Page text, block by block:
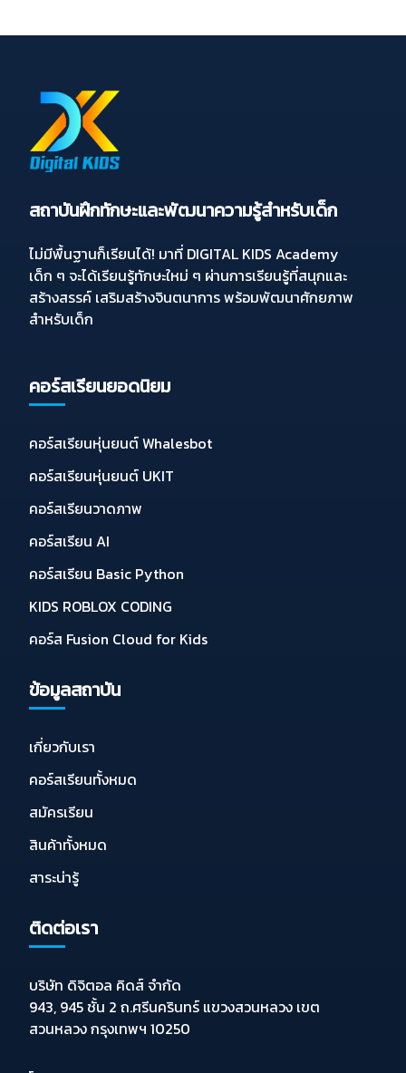
สถาบันฝึกทักษะและพัฒนาความรู้สำหรับเด็ก
ไม่มีพื้นฐานก็เรียนได้! มาที่ DIGITAL KIDS Academy
เด็ก ๆ จะได้เรียนรู้ทักษะใหม่ ๆ ผ่านการเรียนรู้ที่สนุกและ
สร้างสรรค์ เสริมสร้างจินตนาการ พร้อมพัฒนาศักยภาพ
สำหรับเด็ก
คอร์สเรียนยอดนิยม
คอร์สเรียนหุ่นยนต์ Whalesbot
คอร์สเรียนหุ่นยนต์ UKIT
คอร์สเรียนวาดภาพ
คอร์สเรียน AI
คอร์สเรียน Basic Python
KIDS ROBLOX CODING
คอร์ส Fusion Cloud for Kids
ข้อมูลสถาบัน
เกี่ยวกับเรา
คอร์สเรียนทั้งหมด
สมัครเรียน
สินค้าทั้งหมด
สาระน่ารู้
ติดต่อเรา
บริษัท ดิจิตอล คิดส์ จำกัด
943, 945 ชั้น 2 ถ.ศรีนครินทร์ แขวงสวนหลวง เขต
สวนหลวง กรุงเทพฯ 10250